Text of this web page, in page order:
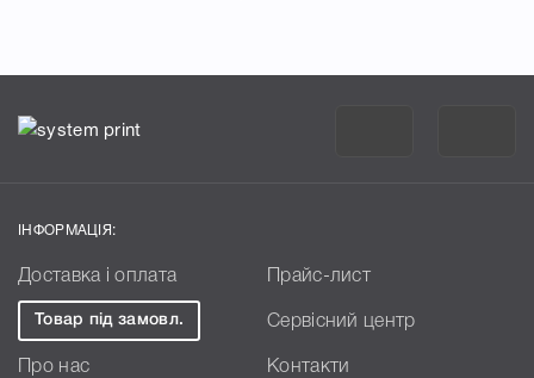
ІНФОРМАЦІЯ:
Доставка і оплата Прайс-лист
Товар під замовл. Сервісний центр
Про нас Контакти